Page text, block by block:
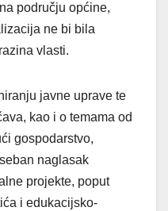
području općine,
ne bi bila
vlasti.
javne uprave te
kao i o temama od
gospodarstvo,
naglasak
projekte, poput
i edukacijsko-